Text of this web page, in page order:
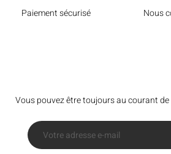
Paiement sécurisé
Nous
Vous pouvez être toujours au courant